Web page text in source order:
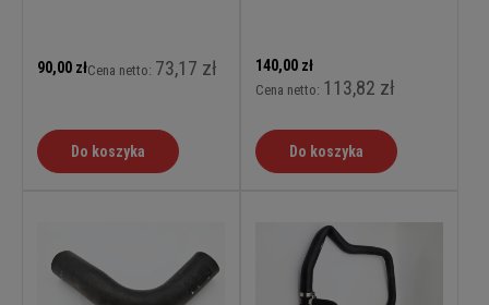
90,00 złCena netto: 73,17 zł
Do koszyka
140,00 zł
Cena netto: 113,82 zł
Do koszyka